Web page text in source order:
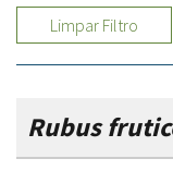
Limpar Filtro
Rubus